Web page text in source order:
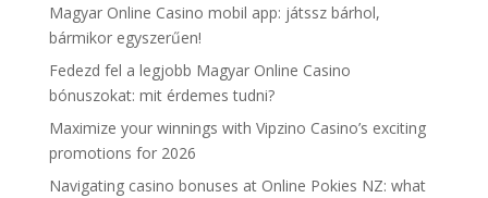
Magyar Online Casino mobil app: játssz bárhol,
bármikor egyszerűen!
Fedezd fel a legjobb Magyar Online Casino
bónuszokat: mit érdemes tudni?
Maximize your winnings with Vipzino Casino’s exciting
promotions for 2026
Navigating casino bonuses at Online Pokies NZ: what